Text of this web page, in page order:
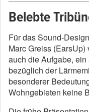
Belebte
Für das Sound-
Marc Greiss
auch die Aufgabe,
bezüglich der
besonderer
Wohngebieten keine